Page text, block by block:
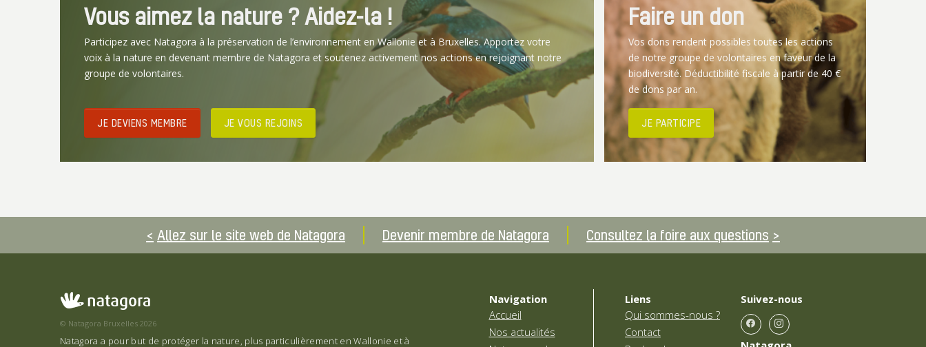
Vous aimez la nature ? Aidez-la !
Participez avec Natagora à la préservation de l’environnement en Wallonie et à Bruxelles. Apportez votre
voix à la nature en devenant membre de Natagora et soutenez activement nos actions en rejoignant notre
groupe de volontaires.
JE DEVIENS MEMBRE JE VOUS REJOINS
Faire un don
Vos dons rendent possibles toutes les actions
de notre groupe de volontaires en faveur de la
biodiversité. Déductibilité fiscale à partir de 40 €
de dons par an.
JE PARTICIPE
Allez sur le site web de Natagora Devenir membre de Natagora Consultez la foire aux questions
© Natagora Bruxelles 2026
Natagora a pour but de protéger la nature, plus particulièrement en Wallonie et à
Navigation
Accueil
Nos actualités
Liens
Qui sommes-nous ?
Contact
Suivez-nous